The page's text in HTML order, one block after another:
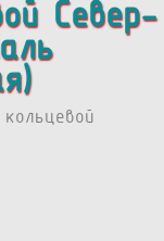
Север-
кольцевой